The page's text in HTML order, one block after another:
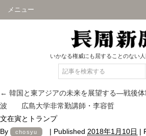
メニュー
いかなる権威にも屈することのない
← 韓国と東アジアの未来を展望する―戦後
波 広島大学非常勤講師・李容哲
文在寅とトランプ
By
chosyu | Published 2018年1月10日 |